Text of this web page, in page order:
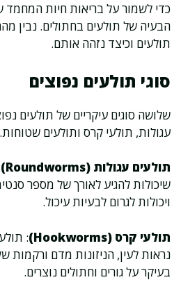
כדי לשמור על בריאות חיות המחמד
הבעיה של תולעים בחתולים. נבין
תולעים וכיצד נזהה אותם.
סוגי תולעים נפוצים
שלושה סוגים עיקריים של תולעים
עגולות, תולעי קרס ותולעים שטוחות.
תולעים עגולות (Roundworms)
שיכולות להגיע לאורך של מספר
ויכולות לגרום לבעיות עיכול.
תולעי קרס (Hookworms)
:
נראות לעין, הניזונות מדם ורקמות
בעיקר על גורים וחתולים נוצרים.